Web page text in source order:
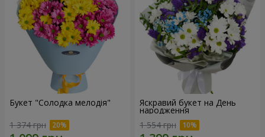
Букет "Солодка мелодія"
1 374 грн
Яскравий букет на День
народження
1 554 грн